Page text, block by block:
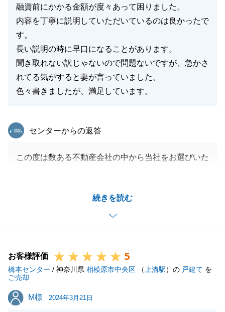
融資前にかかる金額が度々あって困りました。
内容を丁寧に説明していただいているのは良かったで
す。
長い説明の時に早口になることがあります。
聞き取れない訳じゃないので問題ないですが、急かさ
れてる気がすると妻が言っていました。
色々書きましたが、満足しています。
続きを読む
東急リバブル
センターからの返答
この度は数ある不動産会社の中から当社をお選びいた
もし何かご不明点やご不安な点がございましたらお気
軽にご連絡いただけますと幸いでございます。
お客様評価 5
橋本センター / 神奈川県 相模原市中央区 （ 上溝駅）の 戸建て を
ご売却
M様
M様 2024年3月21日